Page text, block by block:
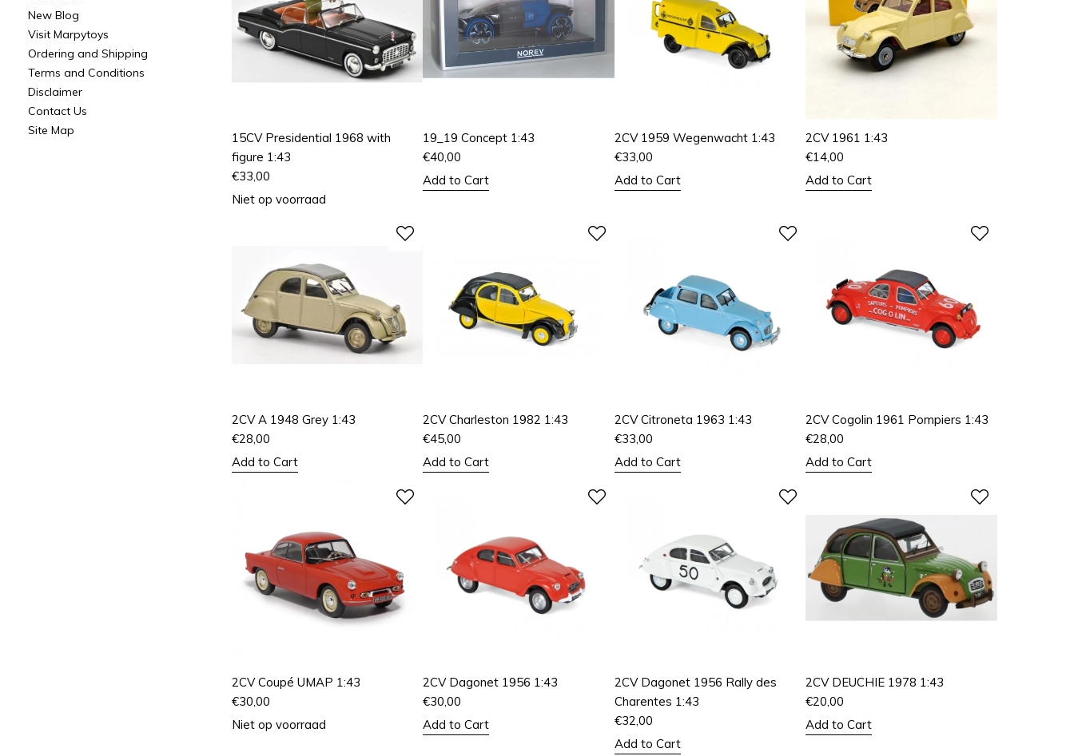
New Blog
Visit Marpytoys
Ordering and Shipping
Terms and Conditions
Disclaimer
Contact Us
Site Map
15CV Presidential 1968 with
figure 1:43
€33,00
Niet op voorraad
19_19 Concept 1:43
€40,00
Add to Cart
2CV 1959 Wegenwacht 1:43
€33,00
Add to Cart
2CV 1961 1:43
€14,00
Add to Cart
2CV A 1948 Grey 1:43
€28,00
Add to Cart
2CV Charleston 1982 1:43
€45,00
Add to Cart
2CV Citroneta 1963 1:43
€33,00
Add to Cart
2CV Cogolin 1961 Pompiers 1:43
€28,00
Add to Cart
2CV Coupé UMAP 1:43
€30,00
Niet op voorraad
2CV Dagonet 1956 1:43
€30,00
Add to Cart
2CV Dagonet 1956 Rally des
Charentes 1:43
€32,00
Add to Cart
2CV DEUCHIE 1978 1:43
€20,00
Add to Cart